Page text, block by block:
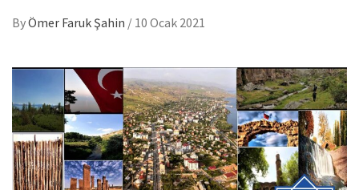
ByÖmer Faruk Şahin / 10 Ocak 2021